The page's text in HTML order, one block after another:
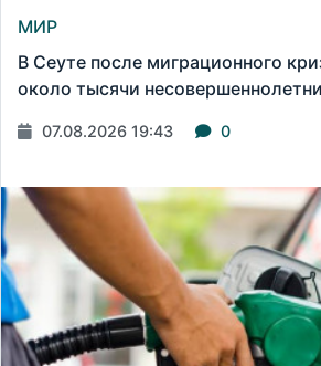
МИР
В Сеуте после миграционного
около тысячи
07.08.2026 19:43 0